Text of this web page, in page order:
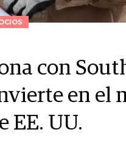
con
en el
EE. UU.